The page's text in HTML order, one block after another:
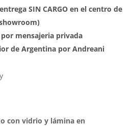
SIN CARGO en el centro de
por mensajeria privada
de Argentina por Andreani
con vidrio y lámina en